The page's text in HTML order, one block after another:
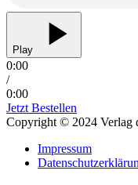
Play
0:00
/
0:00
Jetzt Bestellen
Copyright © 2024 Verlag
Impressum